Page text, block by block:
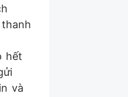
hết
và